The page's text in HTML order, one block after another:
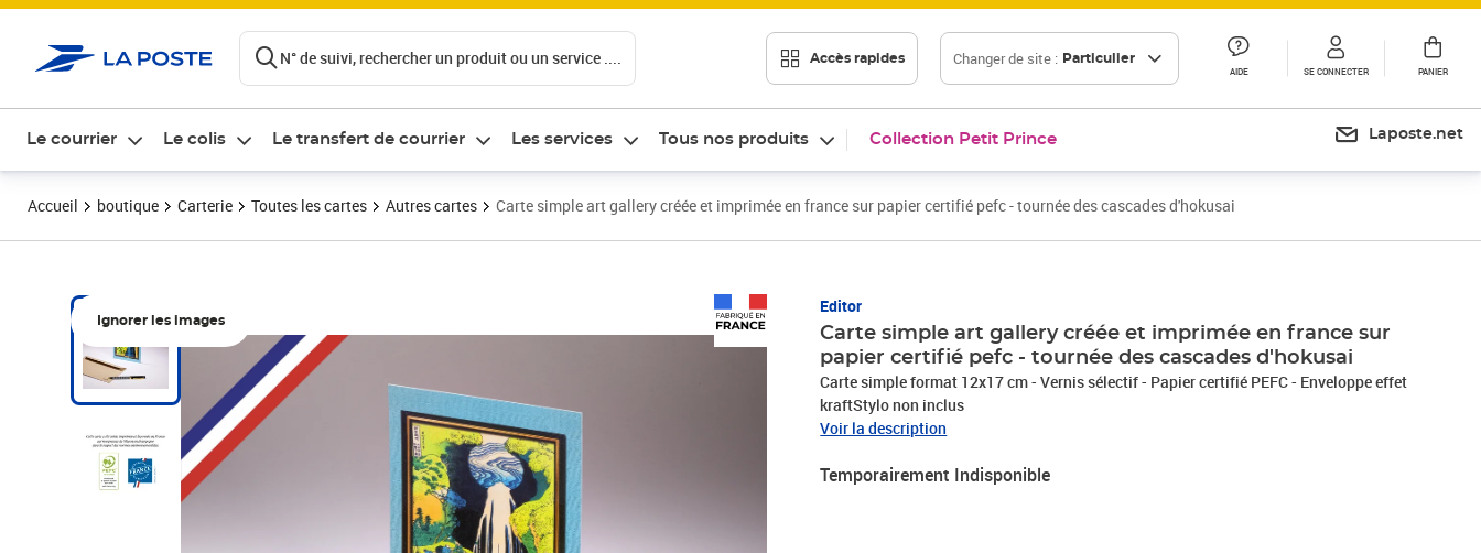
N° de suivi, rechercher un produit ou un service .... Accès rapides Changer de site : Particulier
AIDE SE CONNECTER PANIER
Le courrier Le colis Le transfert de courrier Les services Tous nos produits Collection Petit Prince Laposte.net
Accueil boutique Carterie Toutes les cartes Autres cartes Carte simple art gallery créée et imprimée en france sur papier certifié pefc - tournée des cascades d'hokusai
Ignorer les images
Editor
Carte simple art gallery créée et imprimée en france sur
papier certifié pefc - tournée des cascades d'hokusai
Carte simple format 12x17 cm - Vernis sélectif - Papier certifié PEFC - Enveloppe effet
kraftStylo non inclus
Voir la description
Temporairement Indisponible